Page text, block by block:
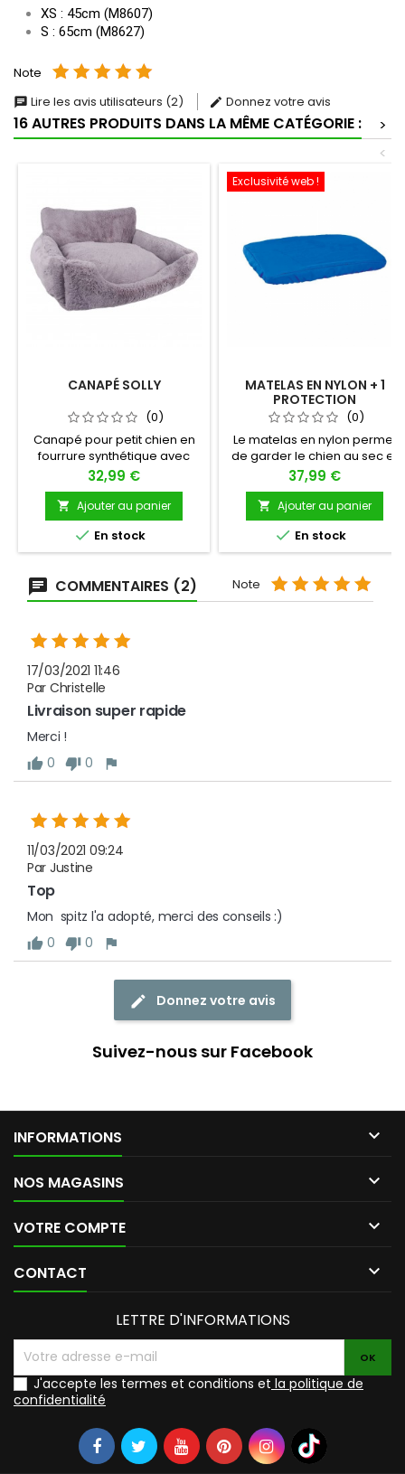
XS : 45cm (M8607)
S : 65cm (M8627)
Note
Lire les avis utilisateurs (2)
Donnez votre avis
16 AUTRES PRODUITS DANS LA MÊME CATÉGORIE :
>
<
CANAPÉ SOLLY
(0)
Canapé pour petit chien en
fourrure synthétique avec
coussin amovible.
Particulièrement doux au
toucher, ce canapé
procurera à votre petit chien
une sensation de confort et
"cocooning" !
Prix
32,99 €
 Ajouter au panier
 En stock
Exclusivité web !
MATELAS EN NYLON + 1
PROTECTION
(0)
Le matelas en nylon permet
de garder le chien au sec et
de lui éviter toute escarre. Il
s’utilise donc parfaitement
dans un environnement
vétérinaire. Le matelas
revient toujours à 97% de sa
forme d’origine même après
dessus. Le matelas est livré
avec une protection.
Prix
37,99 €
 Ajouter au panier
 En stock
COMMENTAIRES (2) Note
17/03/2021 11:46
Par Christelle
Livraison super rapide
Merci !
0
0
11/03/2021 09:24
Par Justine
Top
Mon  spitz l'a adopté, merci des conseils :)
0
0
Donnez votre avis
Suivez-nous sur Facebook
INFORMATIONS 
NOS MAGASINS 
VOTRE COMPTE 
CONTACT 
LETTRE D'INFORMATIONS
J'accepte les termes et conditions et la politique de
confidentialité